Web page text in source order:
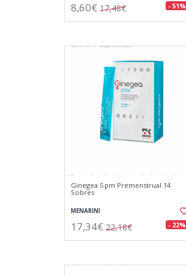
8,60€ 17,48€ - 51%
Ginegea Spm Premenstrual 14
Sobres
MENARINI
17,34€ 22,18€ - 22%